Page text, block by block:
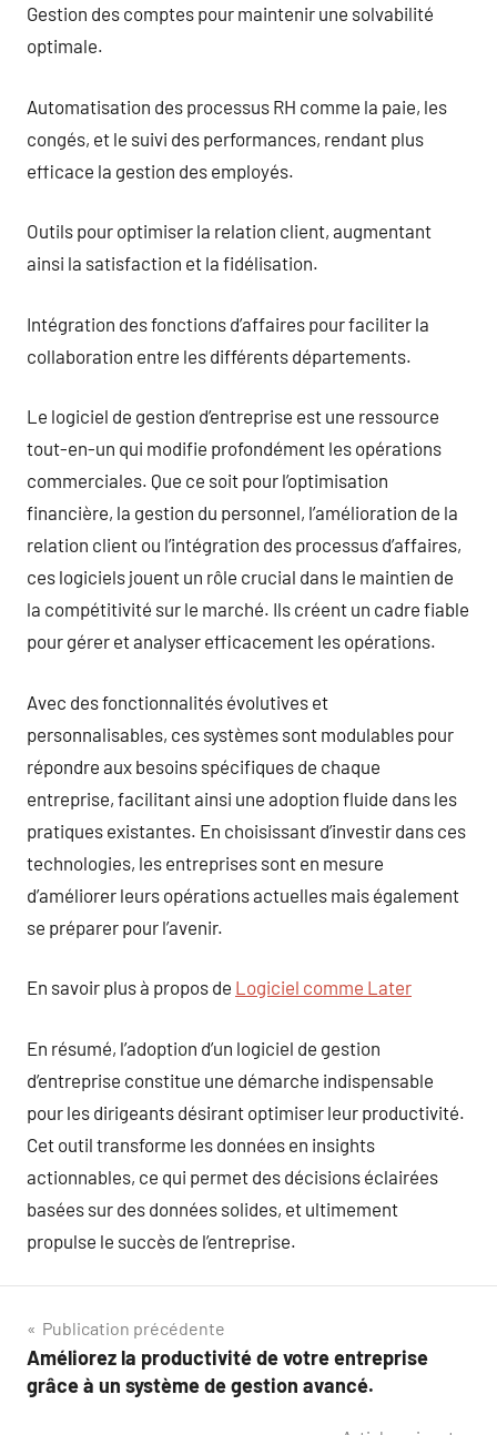
Gestion des comptes pour maintenir une solvabilité
optimale.
Automatisation des processus RH comme la paie, les
congés, et le suivi des performances, rendant plus
efficace la gestion des employés.
Outils pour optimiser la relation client, augmentant
ainsi la satisfaction et la fidélisation.
Intégration des fonctions d’affaires pour faciliter la
collaboration entre les différents départements.
Le logiciel de gestion d’entreprise est une ressource
tout-en-un qui modifie profondément les opérations
commerciales. Que ce soit pour l’optimisation
financière, la gestion du personnel, l’amélioration de la
relation client ou l’intégration des processus d’affaires,
ces logiciels jouent un rôle crucial dans le maintien de
la compétitivité sur le marché. Ils créent un cadre fiable
pour gérer et analyser efficacement les opérations.
Avec des fonctionnalités évolutives et
personnalisables, ces systèmes sont modulables pour
répondre aux besoins spécifiques de chaque
entreprise, facilitant ainsi une adoption fluide dans les
pratiques existantes. En choisissant d’investir dans ces
technologies, les entreprises sont en mesure
d’améliorer leurs opérations actuelles mais également
se préparer pour l’avenir.
En savoir plus à propos de Logiciel comme Later
En résumé, l’adoption d’un logiciel de gestion
d’entreprise constitue une démarche indispensable
pour les dirigeants désirant optimiser leur productivité.
Cet outil transforme les données en insights
actionnables, ce qui permet des décisions éclairées
basées sur des données solides, et ultimement
propulse le succès de l’entreprise.
Navigation
de
Publication précédente
Améliorez la productivité de votre entreprise
grâce à un système de gestion avancé.